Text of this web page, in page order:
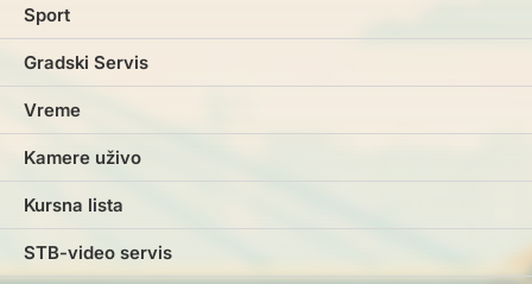
Sport
Gradski Servis
Vreme
Kamere uživo
Kursna lista
STB-video servis